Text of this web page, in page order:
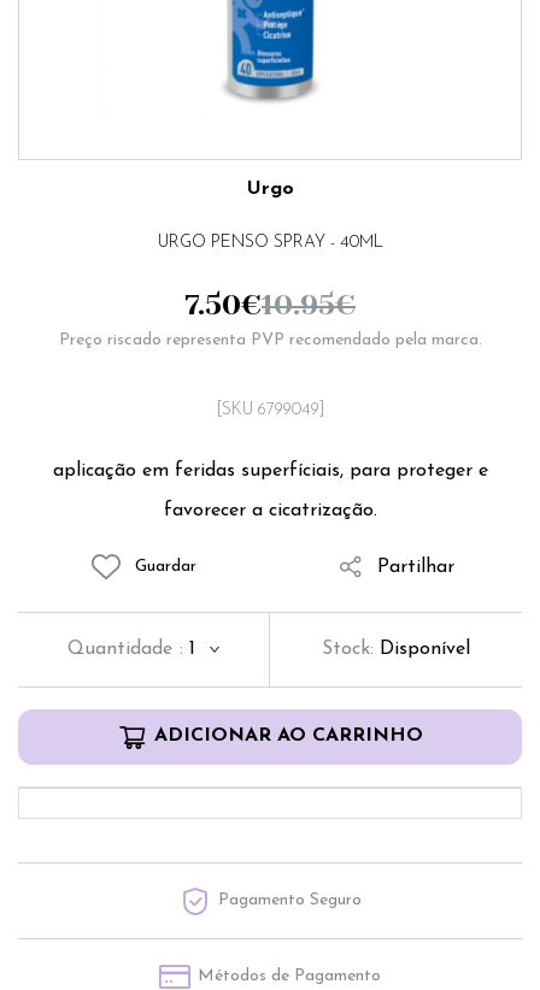
Urgo
URGO PENSO SPRAY - 40ML
aplicação em feridas superfíciais, para proteger e
favorecer a cicatrização.
[SKU 6799049]
7.50€10.95€
Preço riscado representa PVP recomendado pela marca.
Guardar Partilhar
Quantidade : 1 Stock: Disponível
ADICIONAR AO CARRINHO
Pagamento Seguro
Métodos de Pagamento